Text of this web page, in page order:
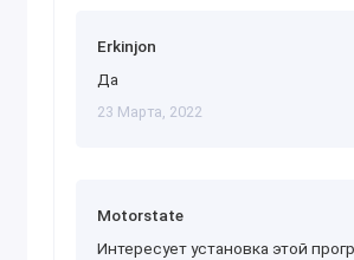
Erkinjon
Да
23 Марта, 2022
Motorstate
Интересует установка этой